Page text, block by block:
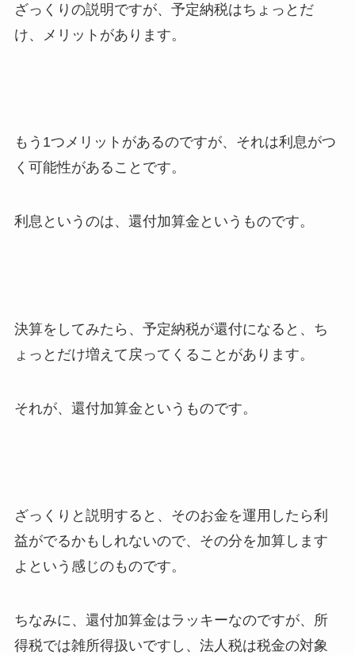
ざっくりの説明ですが、予定納税はちょっとだ
け、メリットがあります。
もう1つメリットがあるのですが、それは利息がつ
く可能性があることです。
利息というのは、還付加算金というものです。
決算をしてみたら、予定納税が還付になると、ち
ょっとだけ増えて戻ってくることがあります。
それが、還付加算金というものです。
ざっくりと説明すると、そのお金を運用したら利
益がでるかもしれないので、その分を加算します
よという感じのものです。
ちなみに、還付加算金はラッキーなのですが、所
得税では雑所得扱いですし、法人税は税金の対象